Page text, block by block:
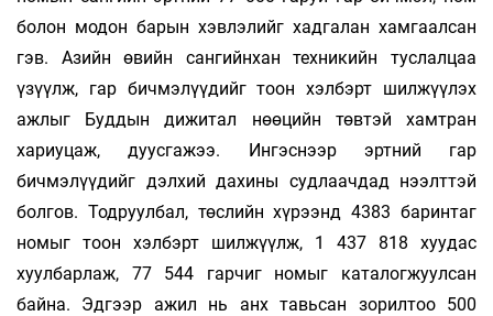
болон модон барын хэвлэлийг хадгалан хамгаалсан
гэв. Азийн өвийн сангийнхан техникийн туслалцаа
үзүүлж, гар бичмэлүүдийг тоон хэлбэрт шилжүүлэх
ажлыг Буддын дижитал нөөцийн төвтэй хамтран
хариуцаж, дуусгажээ. Ингэснээр эртний гар
бичмэлүүдийг дэлхий дахины судлаачдад нээлттэй
болгов. Тодруулбал, төслийн хүрээнд 4383 баринтаг
номыг тоон хэлбэрт шилжүүлж, 1 437 818 хуудас
хуулбарлаж, 77 544 гарчиг номыг каталогжуулсан
байна. Эдгээр ажил нь анх тавьсан зорилтоо 500